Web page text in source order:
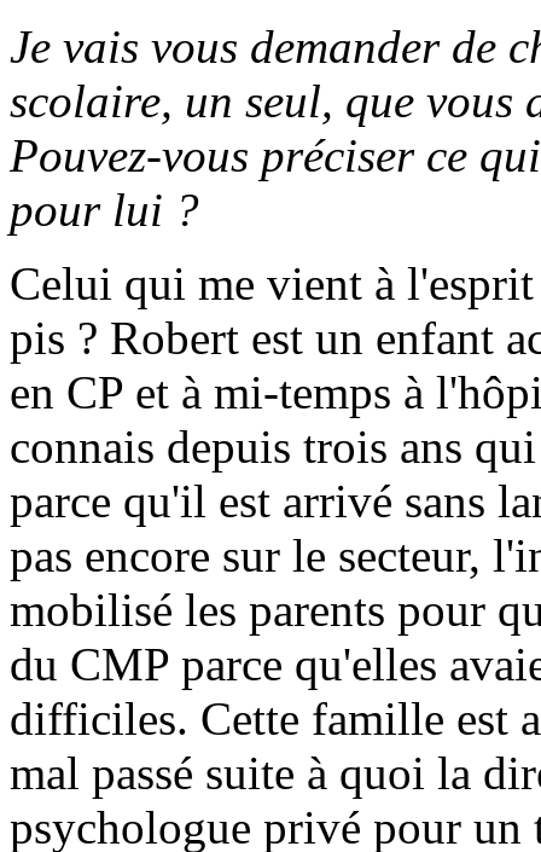
Je vais vous demander de
scolaire, un seul, que vous
Pouvez-vous préciser ce
pour lui ?
Celui qui me vient à
pis ? Robert est un enfant
en CP et à mi-temps à
connais depuis trois ans
parce qu'il est arrivé sans
pas encore sur le secteur,
mobilisé les parents pour
du CMP parce qu'elles
difficiles. Cette famille est
mal passé suite à quoi la
psychologue privé pour